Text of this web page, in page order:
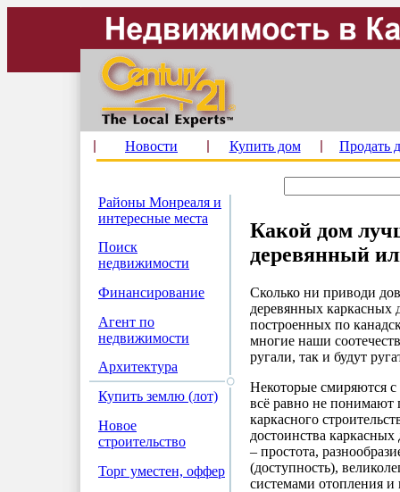
Новости Купить дом Продать
Районы Монреаля и
интересные места
Поиск
недвижимости
Финансирование
Агент по
недвижимости
Архитектура
Купить землю (лот)
Новое
строительство
Торг уместен, оффер
Какой дом
деревянный
Сколько ни приводи
деревянных каркасных
построенных по
многие наши
ругали, так и будут
Некоторые смиряются с
всё равно не понимают
каркасного
достоинства
– простота,
(доступность),
системами отопления и